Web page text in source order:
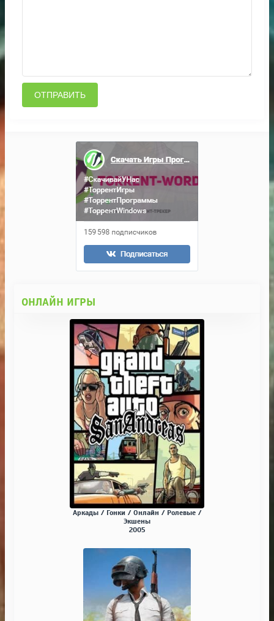
ОТПРАВИТЬ
ОНЛАЙН ИГРЫ
Аркады / Гонки / Онлайн / Ролевые /
Экшены
2005